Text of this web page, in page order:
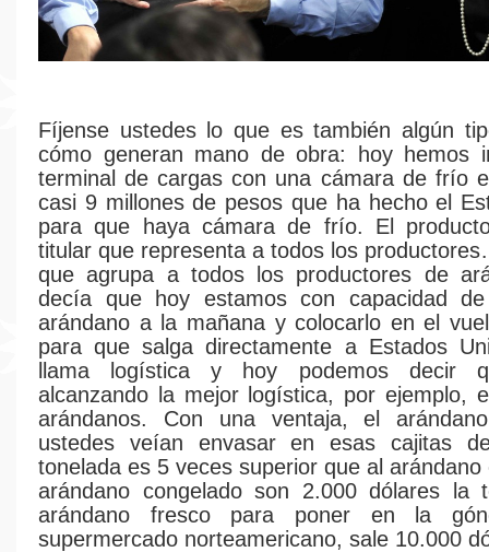
Fíjense ustedes lo que es también algún
cómo generan mano de obra: hoy hemos
terminal de cargas con una cámara de frío
casi 9 millones de pesos que ha hecho el
para que haya cámara de frío. El
titular que representa a todos los
que agrupa a todos los productores de
decía que hoy estamos con capacidad
arándano a la mañana y colocarlo en el
para que salga directamente a Estados
llama logística y hoy podemos decir
alcanzando la mejor logística, por ejemplo,
arándanos. Con una ventaja, el
ustedes veían envasar en esas cajitas
tonelada es 5 veces superior que al arándano
arándano congelado son 2.000 dólares la
arándano fresco para poner en la
supermercado norteamericano, sale 10.000